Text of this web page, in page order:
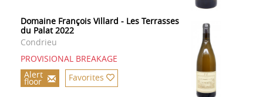
Domaine François Villard - Les Terrasses
du Palat 2022
Condrieu
PROVISIONAL BREAKAGE
Alert
floor Favorites